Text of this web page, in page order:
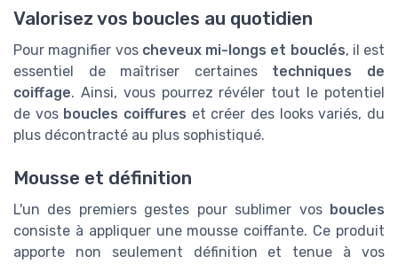
Valorisez vos boucles au quotidien
Pour magnifier vos cheveux mi-longs et bouclés, il est
essentiel de maîtriser certaines techniques de
coiffage. Ainsi, vous pourrez révéler tout le potentiel
de vos boucles coiffures et créer des looks variés, du
plus décontracté au plus sophistiqué.
Mousse et définition
L'un des premiers gestes pour sublimer vos boucles
consiste à appliquer une mousse coiffante. Ce produit
apporte non seulement définition et tenue à vos